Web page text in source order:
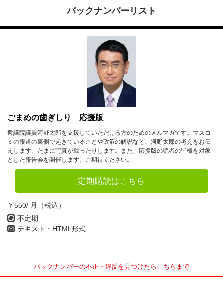
バックナンバーリスト
ごまめの歯ぎしり 応援版
衆議院議員河野太郎を支援していただける方のためのメルマガです。マスコ
ミの報道の裏側で起きていることや政策の解説など、河野太郎の考えをお伝
えします。たまに写真が載ったりします。また、応援版の読者の皆様を対象
とした報告会を開催します。ご期待ください。
定期購読はこちら
￥550/ 月（税込）
不定期
テキスト・HTML形式
バックナンバーの不正・違反を見つけたらこちらまで